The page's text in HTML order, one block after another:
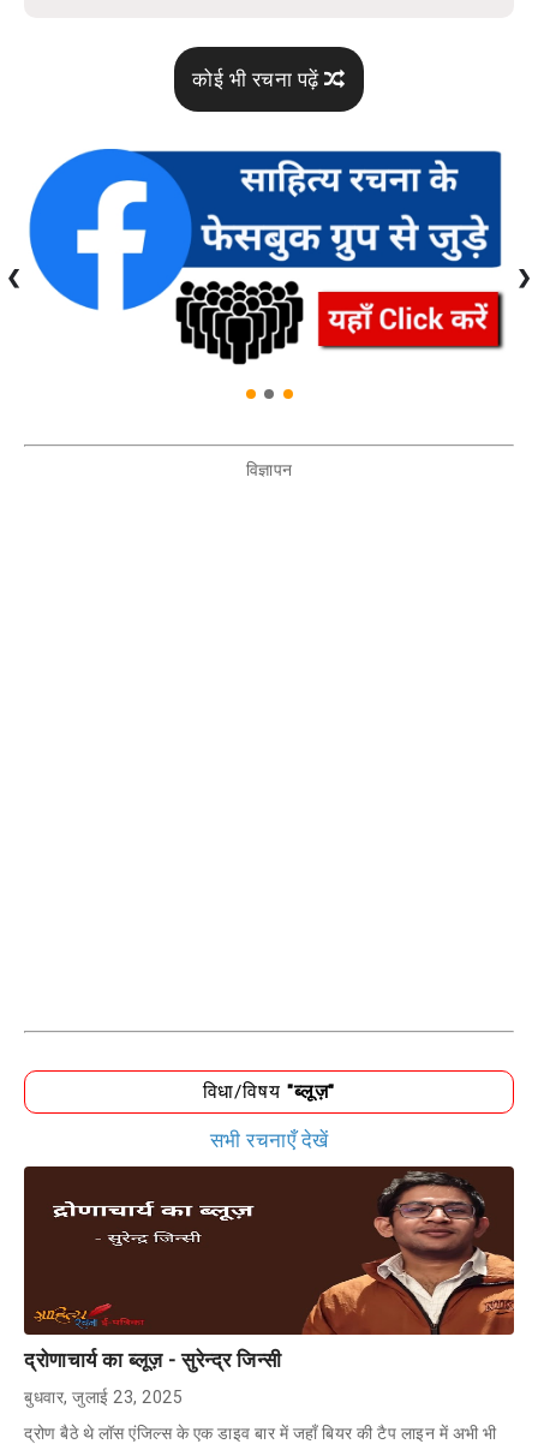
कोई भी रचना पढ़ें
❮ ❯
विज्ञापन
विधा/विषय "ब्लूज़"
सभी रचनाएँ देखें
द्रोणाचार्य का ब्लूज़ - सुरेन्द्र जिन्सी
बुधवार, जुलाई 23, 2025
द्रोण बैठे थे लॉस एंजिल्स के एक डाइव बार में जहाँ बियर की टैप लाइन में अभी भी